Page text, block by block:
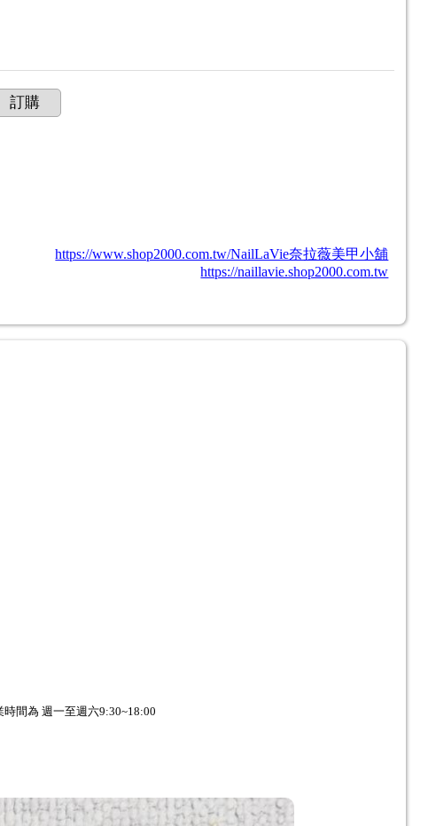
訂購
https://www.shop2000.com.tw/NailLaVie奈拉薇美甲小舖
https://naillavie.shop2000.com.tw
間為 週一至週六9:30~18:00